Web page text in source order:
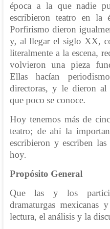
época a la que nadie
escribieron teatro en la
Porfirismo dieron
y, al llegar el siglo XX,
literalmente a la escena,
volvieron una pieza
Ellas hacían
directoras, y le dieron al
que poco se conoce.
Hoy tenemos más de
teatro; de ahí la
escribieron y escriben
hoy.
Propósito General
Que las y los
dramaturgas
lectura, el análisis y la